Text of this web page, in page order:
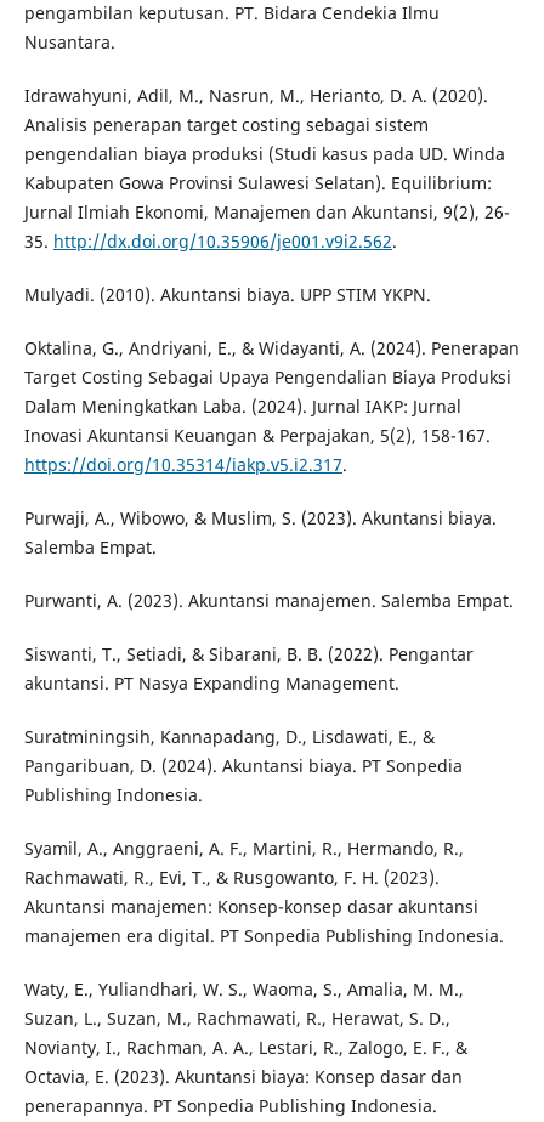
pengambilan keputusan. PT. Bidara Cendekia Ilmu
Nusantara.
Idrawahyuni, Adil, M., Nasrun, M., Herianto, D. A. (2020).
Analisis penerapan target costing sebagai sistem
pengendalian biaya produksi (Studi kasus pada UD. Winda
Kabupaten Gowa Provinsi Sulawesi Selatan). Equilibrium:
Jurnal Ilmiah Ekonomi, Manajemen dan Akuntansi, 9(2), 26-
35. http://dx.doi.org/10.35906/je001.v9i2.562.
Mulyadi. (2010). Akuntansi biaya. UPP STIM YKPN.
Oktalina, G., Andriyani, E., & Widayanti, A. (2024). Penerapan
Target Costing Sebagai Upaya Pengendalian Biaya Produksi
Dalam Meningkatkan Laba. (2024). Jurnal IAKP: Jurnal
Inovasi Akuntansi Keuangan & Perpajakan, 5(2), 158-167.
https://doi.org/10.35314/iakp.v5.i2.317.
Purwaji, A., Wibowo, & Muslim, S. (2023). Akuntansi biaya.
Salemba Empat.
Purwanti, A. (2023). Akuntansi manajemen. Salemba Empat.
Siswanti, T., Setiadi, & Sibarani, B. B. (2022). Pengantar
akuntansi. PT Nasya Expanding Management.
Suratminingsih, Kannapadang, D., Lisdawati, E., &
Pangaribuan, D. (2024). Akuntansi biaya. PT Sonpedia
Publishing Indonesia.
Syamil, A., Anggraeni, A. F., Martini, R., Hermando, R.,
Rachmawati, R., Evi, T., & Rusgowanto, F. H. (2023).
Akuntansi manajemen: Konsep-konsep dasar akuntansi
manajemen era digital. PT Sonpedia Publishing Indonesia.
Waty, E., Yuliandhari, W. S., Waoma, S., Amalia, M. M.,
Suzan, L., Suzan, M., Rachmawati, R., Herawat, S. D.,
Novianty, I., Rachman, A. A., Lestari, R., Zalogo, E. F., &
Octavia, E. (2023). Akuntansi biaya: Konsep dasar dan
penerapannya. PT Sonpedia Publishing Indonesia.